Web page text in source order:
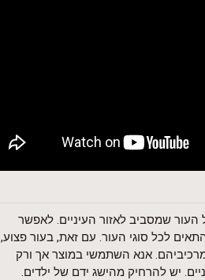
שמסביב לאזור העיניים. לאפשר
לכל סוגי העור. עם זאת, בעור פצוע,
אנא השתמשי במוצר אך ורק
יש להרחיק מהישג ידם של ילדים.